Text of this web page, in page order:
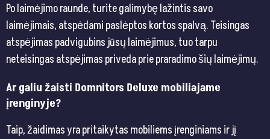
Po laimėjimo raunde, turite galimybę lažintis savo
laimėjimais, atspėdami paslėptos kortos spalvą. Teisingas
atspėjimas padvigubins jūsų laimėjimus, tuo tarpu
neteisingas atspėjimas priveda prie praradimo šių laimėjimų.
Ar galiu žaisti Domnitors Deluxe mobiliajame
įrenginyje?
Taip, žaidimas yra pritaikytas mobiliems įrenginiams ir jį